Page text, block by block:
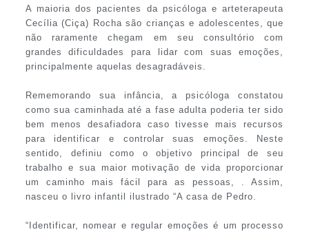
A maioria dos pacientes da psicóloga e arteterapeuta
Cecília (Ciça) Rocha são crianças e adolescentes, que
não raramente chegam em seu consultório com
grandes dificuldades para lidar com suas emoções,
principalmente aquelas desagradáveis.
Rememorando sua infância, a psicóloga constatou
como sua caminhada até a fase adulta poderia ter sido
bem menos desafiadora caso tivesse mais recursos
para identificar e controlar suas emoções. Neste
sentido, definiu como o objetivo principal de seu
trabalho e sua maior motivação de vida proporcionar
um caminho mais fácil para as pessoas, . Assim,
nasceu o livro infantil ilustrado “A casa de Pedro.
“Identificar, nomear e regular emoções é um processo